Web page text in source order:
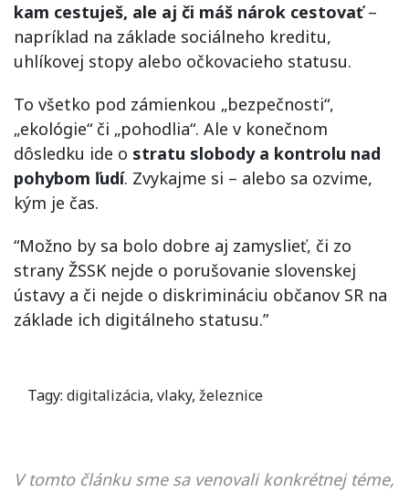
kam cestuješ, ale aj či máš nárok cestovať–
napríklad na základe sociálneho kreditu,
uhlíkovej stopy alebo očkovacieho statusu.
To všetko pod zámienkou „bezpečnosti“,
„ekológie“ či „pohodlia“. Ale v konečnom
dôsledku ide o stratu slobody a kontrolu nad
pohybom ľudí. Zvykajme si – alebo sa ozvime,
kým je čas.
“Možno by sa bolo dobre aj zamyslieť, či zo
strany ŽSSK nejde o porušovanie slovenskej
ústavy a či nejde o diskrimináciu občanov SR na
základe ich digitálneho statusu.”
Tagy: digitalizácia, vlaky, železnice
V tomto článku sme sa venovali konkrétnej téme,